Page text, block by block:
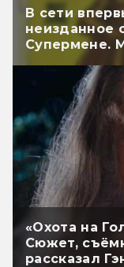
В сети
неизданное
Супермене.
«Охота на
Сюжет,
рассказал